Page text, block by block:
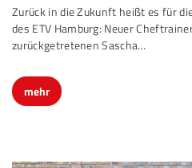
Zurück in die Zukunft heißt es für
des ETV Hamburg: Neuer
zurückgetretenen Sascha…
mehr